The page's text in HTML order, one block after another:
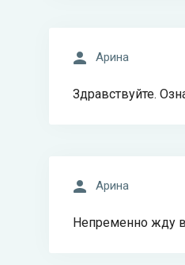
Арина
Здравствуйте.
Арина
Непременно жду